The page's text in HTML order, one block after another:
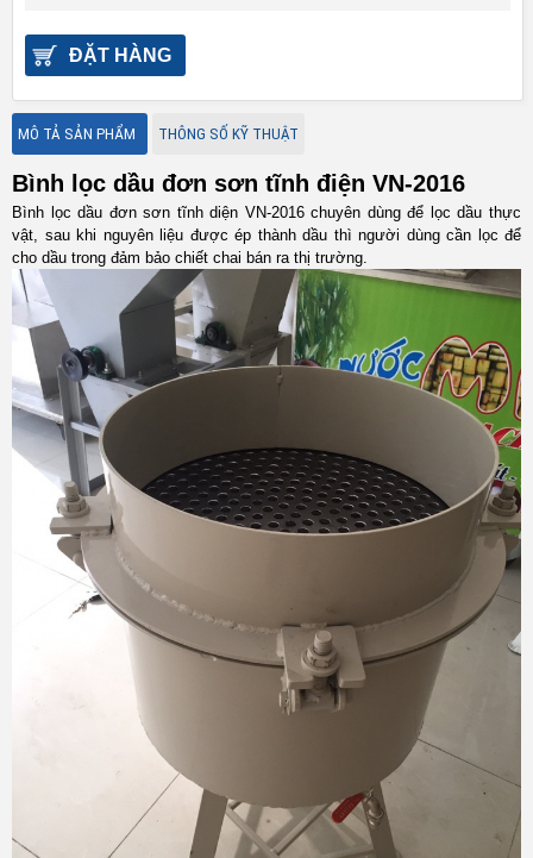
ĐẶT HÀNG
MÔ TẢ SẢN PHẨM THÔNG SỐ KỸ THUẬT
Bình lọc dầu đơn sơn tĩnh điện VN-2016
Bình lọc dầu đơn sơn tĩnh diện VN-2016 chuyên dùng để lọc dầu thực
vật, sau khi nguyên liệu được ép thành dầu thì người dùng cần lọc để
cho dầu trong đảm bảo chiết chai bán ra thị trường.